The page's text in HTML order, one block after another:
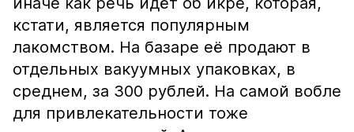
кстати, является популярным
лакомством. На базаре её продают в
отдельных вакуумных упаковках, в
среднем, за 300 рублей. На самой вобле
для привлекательности тоже